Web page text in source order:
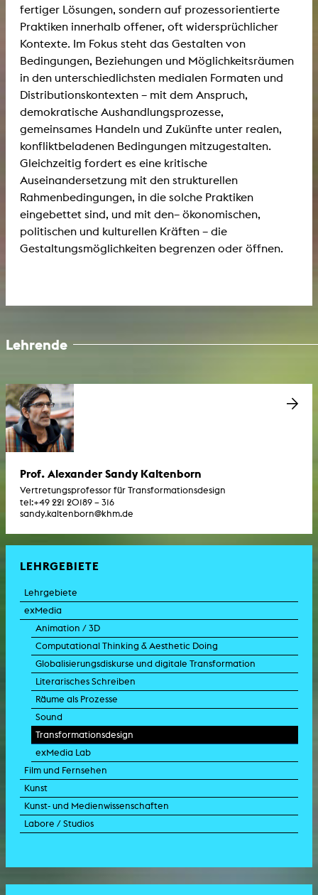
fertiger Lösungen, sondern auf prozessorientierte
Praktiken innerhalb offener, oft widersprüchlicher
Kontexte. Im Fokus steht das Gestalten von
Bedingungen, Beziehungen und Möglichkeitsräumen
in den unterschiedlichsten medialen Formaten und
Distributionskontexten – mit dem Anspruch,
demokratische Aushandlungsprozesse,
gemeinsames Handeln und Zukünfte unter realen,
konfliktbeladenen Bedingungen mitzugestalten.
Gleichzeitig fordert es eine kritische
Auseinandersetzung mit den strukturellen
Rahmenbedingungen, in die solche Praktiken
eingebettet sind, und mit den– ökonomischen,
politischen und kulturellen Kräften – die
Gestaltungsmöglichkeiten begrenzen oder öffnen.
Lehrende
Prof. Alexander Sandy Kaltenborn
Vertretungsprofessor für Transformationsdesign
tel:+49 221 20189 – 316
sandy.kaltenborn@khm.de
LEHRGEBIETE
Lehrgebiete
exMedia
Animation / 3D
Computational Thinking & Aesthetic Doing
Globalisierungsdiskurse und digitale Transformation
Literarisches Schreiben
Räume als Prozesse
Sound
Transformationsdesign
exMedia Lab
Film und Fernsehen
Kunst
Kunst- und Medienwissenschaften
Labore / Studios